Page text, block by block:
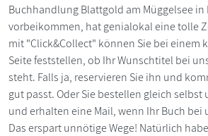
Buchhandlung Blattgold am Müggelsee in
vorbeikommen, hat genialokal eine tolle
mit "Click&Collect" können Sie bei einem
Seite feststellen, ob Ihr Wunschtitel bei
steht. Falls ja, reservieren Sie ihn und
gut passt. Oder Sie bestellen gleich
und erhalten eine Mail, wenn Ihr Buch bei
Das erspart unnötige Wege! Natürlich